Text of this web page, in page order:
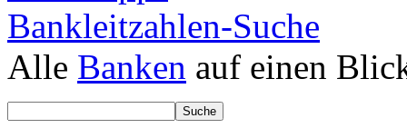
Bankleitzahlen-Suche
Alle Banken auf einen